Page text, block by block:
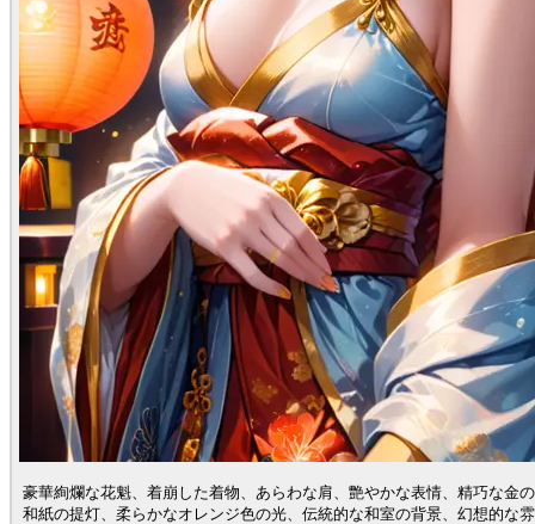
豪華絢爛な花魁、着崩した着物、あらわな肩、艶やかな表情、精巧な金
和紙の提灯、柔らかなオレンジ色の光、伝統的な和室の背景、幻想的な